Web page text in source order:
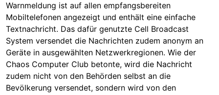
Warnmeldung ist auf allen empfangsbereiten
Mobiltelefonen angezeigt und enthält eine einfache
Textnachricht. Das dafür genutzte Cell Broadcast
System versendet die Nachrichten zudem anonym an
Geräte in ausgewählten Netzwerkregionen. Wie der
Chaos Computer Club betonte, wird die Nachricht
zudem nicht von den Behörden selbst an die
Bevölkerung versendet, sondern wird von den